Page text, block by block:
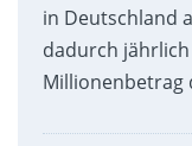
in Deutschland
dadurch
Millionenbetrag